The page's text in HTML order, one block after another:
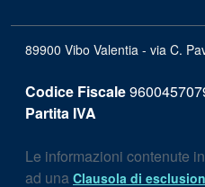
89900 Vibo Valentia - via C.
Codice Fiscale
Partita IVA
Le informazioni contenute
ad una Clausola di